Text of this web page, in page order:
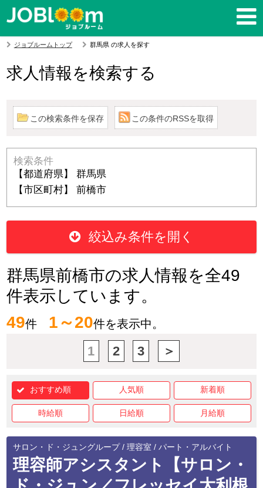
ジョブルームトップ 群馬県 の求人を探す
求人情報を検索する
この検索条件を保存 この条件のRSSを取得
検索条件
【都道府県】 群馬県
【市区町村】 前橋市
絞込み条件を開く
群馬県前橋市の求人情報を全49
件表示しています。
49件 1～20件を表示中。
1 2 3 ＞
おすすめ順 人気順 新着順
時給順 日給順 月給順
サロン・ド・ジュングループ / 理容室 / パート・アルバイト
理容師アシスタント【サロン・